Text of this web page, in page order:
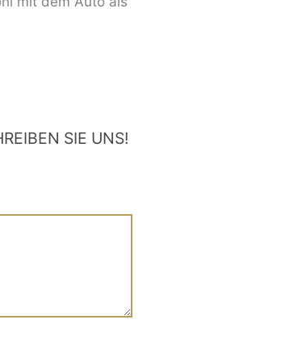
SIE UNS!